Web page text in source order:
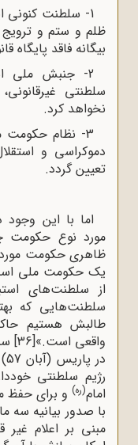
1- سلطنت کنونی
ظلم و ستم و
بیگانه فاقد
2- جنبش ملی
سلطنتی
نخواهد کرد.
3- نظام حکومت
دموکراسی و
تعیین گردد.
مورد نوع
ظاهری حکومت
یک حکومت ملی
از سلطنت‌های
سلطنت‌هایی که
طالبش هستیم
واقعی است.»[36]
رژیم سلطنتى
امام(ره) و براى حفظ
با صدور بیانیه سه
مبنى بر اعلام